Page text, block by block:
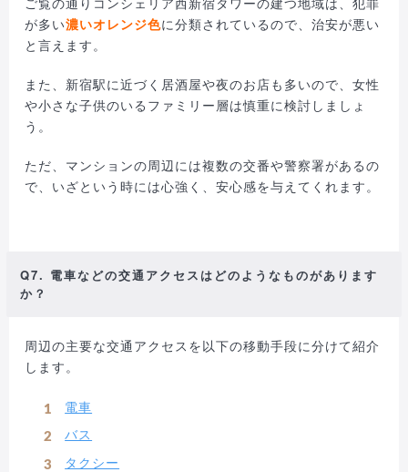
が多い濃いオレンジ色に分類されているので、治安が悪い
と言えます。
また、新宿駅に近づく居酒屋や夜のお店も多いので、女性
や小さな子供のいるファミリー層は慎重に検討しましょ
う。
ただ、マンションの周辺には複数の交番や警察署があるの
で、いざという時には心強く、安心感を与えてくれます。
Q7. 電車などの交通アクセスはどのようなものがあります
か？
周辺の主要な交通アクセスを以下の移動手段に分けて紹介
します。
電車
バス
タクシー